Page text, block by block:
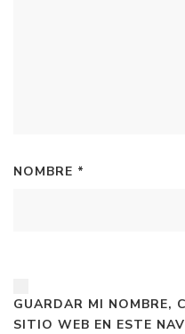
NOMBRE *
GUARDAR MI NOMBRE,
SITIO WEB EN ESTE